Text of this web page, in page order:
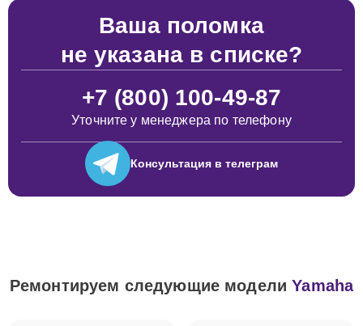
Ваша поломка
не указана в списке?
+7 (800) 100-49-87
Уточните у менеджера по телефону
Консультация в телеграм
Ремонтируем следующие моделиYamaha